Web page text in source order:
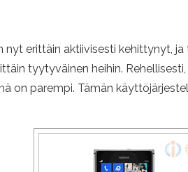
erittäin aktiivisesti kehittynyt,
tyytyväinen heihin.
on parempi. Tämän